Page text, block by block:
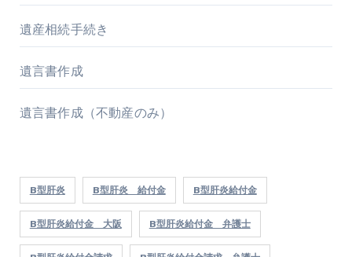
遺産相続手続き
遺言書作成
遺言書作成（不動産のみ）
B型肝炎 B型肝炎 給付金 B型肝炎給付金
B型肝炎給付金 大阪 B型肝炎給付金 弁護士